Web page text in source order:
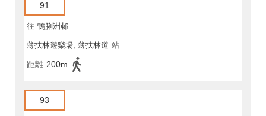
91
往 鴨脷洲邨
薄扶林遊樂場, 薄扶林道 站
距離 200m
93